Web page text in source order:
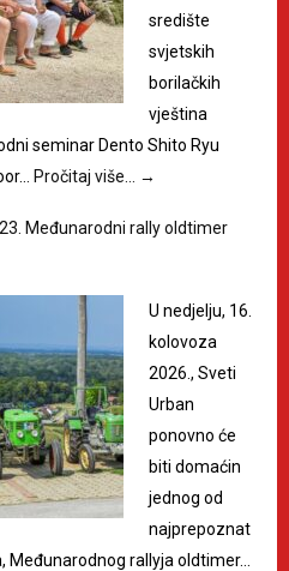
središte
svjetskih
borilačkih
vještina
seminar Dento Shito Ryu
Pročitaj više… →
Međunarodni rally oldtimer
U nedjelju, 16.
kolovoza
2026., Sveti
Urban
ponovno će
biti domaćin
jednog od
najprepoznat
Međunarodnog rallyja oldtimer…